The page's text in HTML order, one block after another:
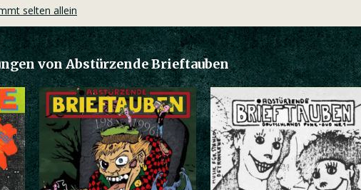
selten allein
von Abstürzende Brieftauben